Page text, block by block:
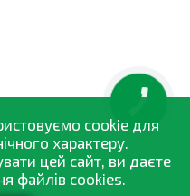
cookie для
характеру.
цей сайт, ви даєте
файлів cookies.